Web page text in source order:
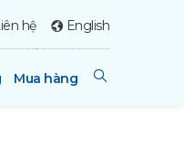
hệ English
Mua hàng